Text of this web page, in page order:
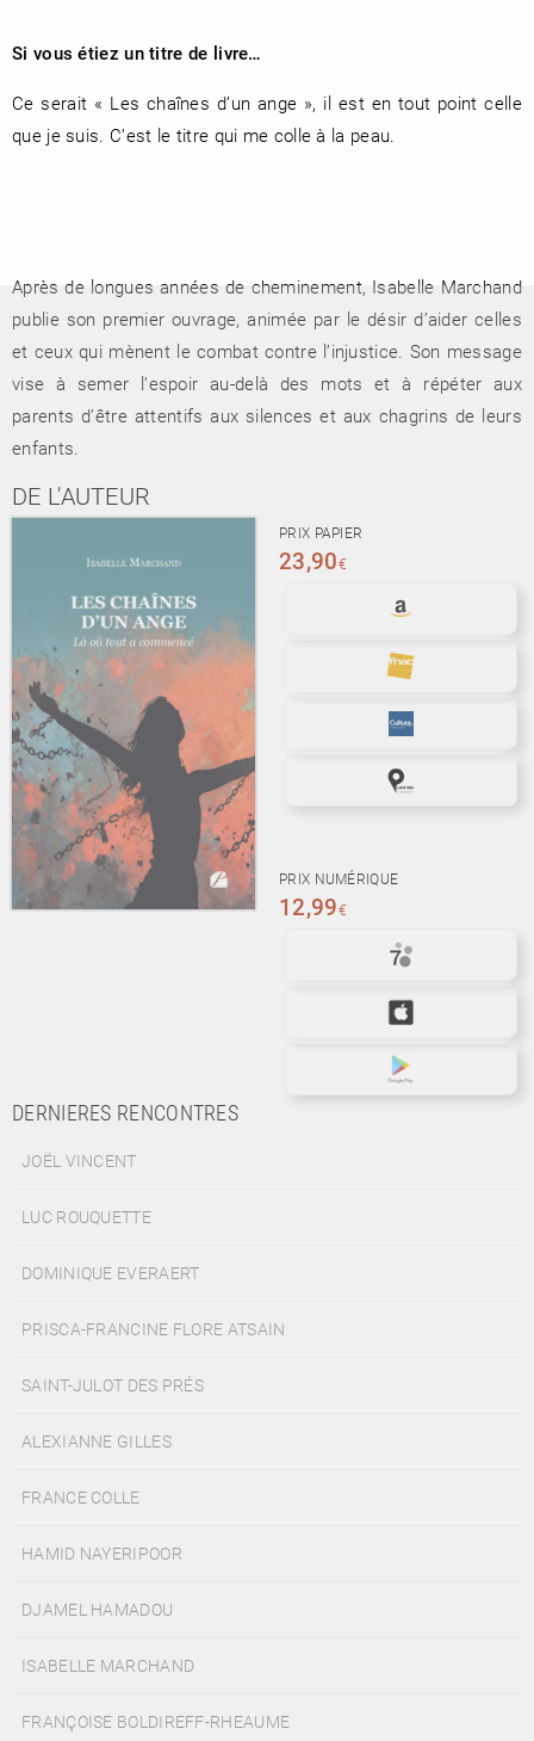
Après de longues années de cheminement, Isabelle Marchand
publie son premier ouvrage, animée par le désir d’aider celles
et ceux qui mènent le combat contre l’injustice. Son message
vise à semer l’espoir au-delà des mots et à répéter aux
parents d’être attentifs aux silences et aux chagrins de leurs
enfants.
DE L'AUTEUR
PRIX PAPIER
23,90€
PRIX NUMÉRIQUE
12,99€
Si vous étiez un titre de livre…
Ce serait « Les chaînes d’un ange », il est en tout point celle
que je suis. C’est le titre qui me colle à la peau.
DERNIERES RENCONTRES
JOËL VINCENT
LUC ROUQUETTE
DOMINIQUE EVERAERT
PRISCA-FRANCINE FLORE ATSAIN
SAINT-JULOT DES PRÉS
ALEXIANNE GILLES
FRANCE COLLE
HAMID NAYERIPOOR
DJAMEL HAMADOU
ISABELLE MARCHAND
FRANÇOISE BOLDIREFF-RHEAUME